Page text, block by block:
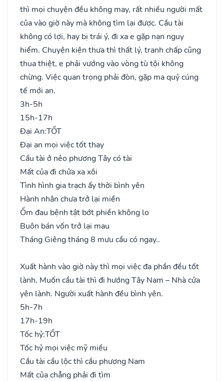
thì mọi chuyện đều không may, rất nhiều người mất
của vào giờ này mà không tìm lại được. Cầu tài
không có lợi, hay bị trái ý, đi xa e gặp nạn nguy
hiểm. Chuyện kiện thưa thì thất lý, tranh chấp cũng
thua thiệt, e phải vướng vào vòng tù tội không
chừng. Việc quan trọng phải đòn, gặp ma quỷ cúng
tế mới an.
3h-5h
15h-17h
Đại An:TỐT
Đại an mọi việc tốt thay
Cầu tài ở nẻo phương Tây có tài
Mất của đi chửa xa xôi
Tình hình gia trạch ấy thời bình yên
Hành nhân chưa trở lại miền
Ốm đau bệnh tật bớt phiền không lo
Buôn bán vốn trở lại mau
Tháng Giêng tháng 8 mưu cầu có ngay..
Xuất hành vào giờ này thì mọi việc đa phần đều tốt
lành. Muốn cầu tài thì đi hướng Tây Nam – Nhà cửa
yên lành. Người xuất hành đều bình yên.
5h-7h
17h-19h
Tốc hỷ:TỐT
Tốc hỷ mọi việc mỹ miều
Cầu tài cầu lộc thì cầu phương Nam
Mất của chẳng phải đi tìm